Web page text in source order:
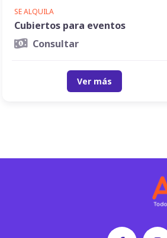
SE ALQUILA
Cubiertos para eventos
Consultar
Ver más